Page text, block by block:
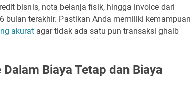
bisnis, nota belanja fisik, hingga invoice dari
bulan terakhir. Pastikan Anda memiliki kemampuan
akurat agar tidak ada satu pun transaksi ghaib
Biaya Tetap dan Biaya